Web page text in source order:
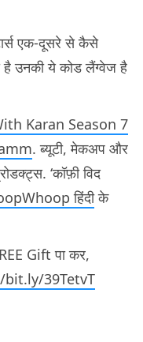
एक-दूसरे से कैसे
है उनकी ये कोड लैंग्वेज है
Karan Season 7
. ब्यूटी, मेकअप और
‘कॉफ़ी विद
हिंदीके
Gift पा कर,
39TetvT